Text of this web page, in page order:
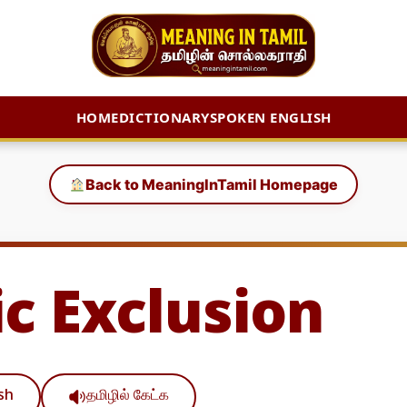
HOMEDICTIONARYSPOKEN ENGLISH
Back to MeaningInTamil Homepage
Exclusion
தமிழில் கேட்க